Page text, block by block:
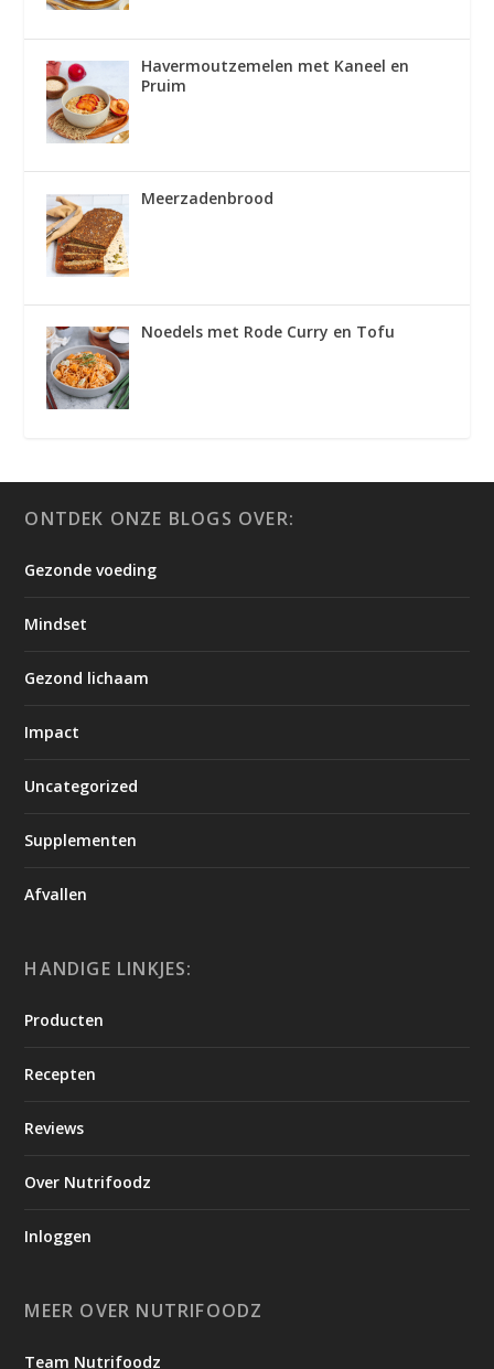
Havermoutzemelen met Kaneel en
Pruim
Meerzadenbrood
Noedels met Rode Curry en Tofu
ONTDEK ONZE BLOGS OVER:
Gezonde voeding
Mindset
Gezond lichaam
Impact
Uncategorized
Supplementen
Afvallen
HANDIGE LINKJES:
Producten
Recepten
Reviews
Over Nutrifoodz
Inloggen
MEER OVER NUTRIFOODZ
Team Nutrifoodz